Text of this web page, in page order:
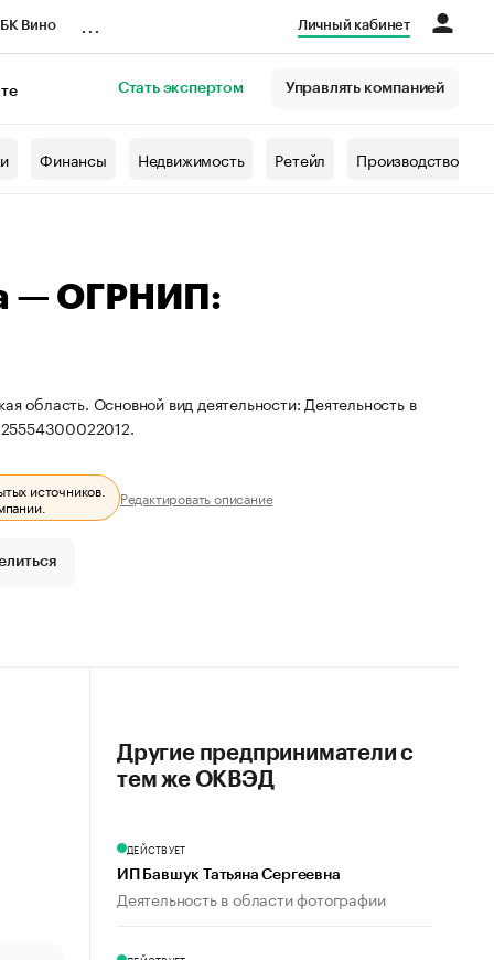
Вино Личный кабинет
Стать экспертом Управлять компанией
Финансы Недвижимость Ретейл Производство
— ОГРНИП:
область. Основной вид деятельности: Деятельность в
источников.
Редактировать описание
Другие предприниматели с
тем же ОКВЭД
ДЕЙСТВУЕТ
ИП Бавшук Татьяна Сергеевна
Деятельность в области фотографии